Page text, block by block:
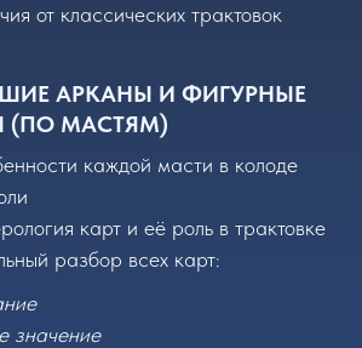
от классических трактовок
АРКАНЫ И ФИГУРНЫЕ
(ПО МАСТЯМ)
каждой масти в колоде
карт и её роль в трактовке
разбор всех карт:
значение